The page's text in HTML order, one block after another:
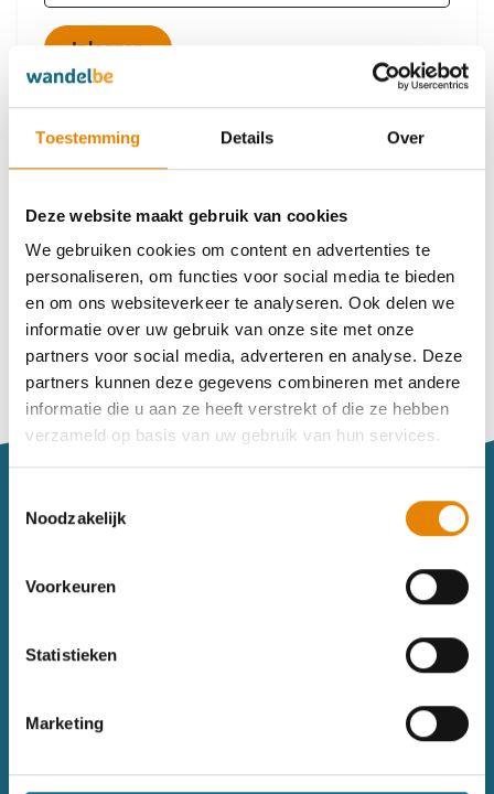
Toestemming Details Over
Deze website maakt gebruik van cookies
We gebruiken cookies om content en advertenties te
personaliseren, om functies voor social media te bieden
en om ons websiteverkeer te analyseren. Ook delen we
informatie over uw gebruik van onze site met onze
partners voor social media, adverteren en analyse. Deze
partners kunnen deze gegevens combineren met andere
informatie die u aan ze heeft verstrekt of die ze hebben
verzameld op basis van uw gebruik van hun services.
Noodzakelijk
Voorkeuren
Statistieken
Marketing
Heb je nog geen account?
Maak dan een nieuw account aan
Maak een nieuw account aan
Vind je je weg niet goed in het wandeldagboek?
Raadpleeg dan hier de handleiding.
Wandelinspiratie
Gezondheid